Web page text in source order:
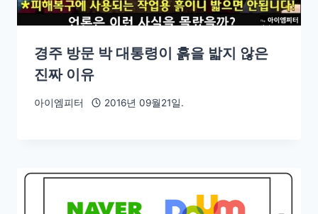
경주 방문 박 대통령이 흙을 밟지 않은
진짜 이유
아이엠피터 2016년 09월21일.